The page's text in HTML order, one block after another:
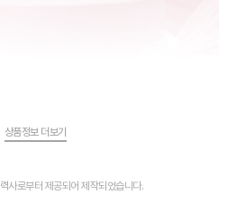
상품정보 더보기
사로부터 제공되어 제작되었습니다.